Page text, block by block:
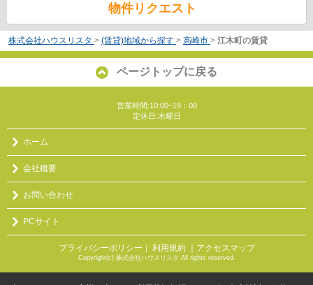
物件リクエスト
株式会社ハウスリスタ > (賃貸)地域から探す > 高崎市 > 江木町の賃貸
ページトップに戻る
営業時間:10:00~19：00
定休日:水曜日
ホーム
会社概要
お問い合わせ
PCサイト
プライバシーポリシー ｜ 利用規約 ｜アクセスマップ
Copyright(c) 株式会社ハウスリスタ All rights reserved.